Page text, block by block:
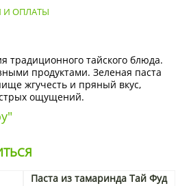
И ОПЛАТЫ
традиционного тайского блюда.
продуктами. Зеленая паста
жгучесть и пряный вкус,
ощущений.
Паста из тамаринда Тай Фуд